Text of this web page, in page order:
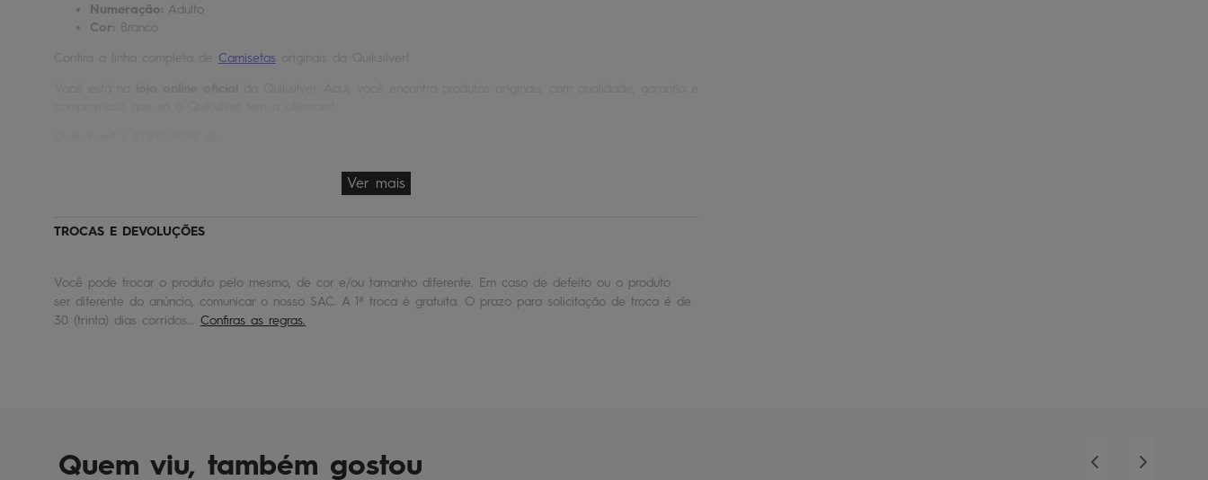
Numeração: Adulto
Cor: Branco
Camisetas
Ver mais
TROCAS E DEVOLUÇÕES
Você pode trocar o produto pelo mesmo, de cor e/ou tamanho diferente. Em caso de defeito ou o produto
ser diferente do anúncio, comunicar o nosso SAC. A 1ª troca é gratuita. O prazo para solicitação de troca é de
30 (trinta) dias corridos... Confiras as regras.
Quem viu, também gostou